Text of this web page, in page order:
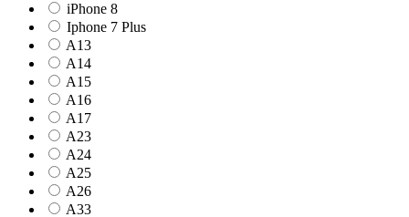
iPhone 8
Iphone 7 Plus
A13
A14
A15
A16
A17
A23
A24
A25
A26
A33